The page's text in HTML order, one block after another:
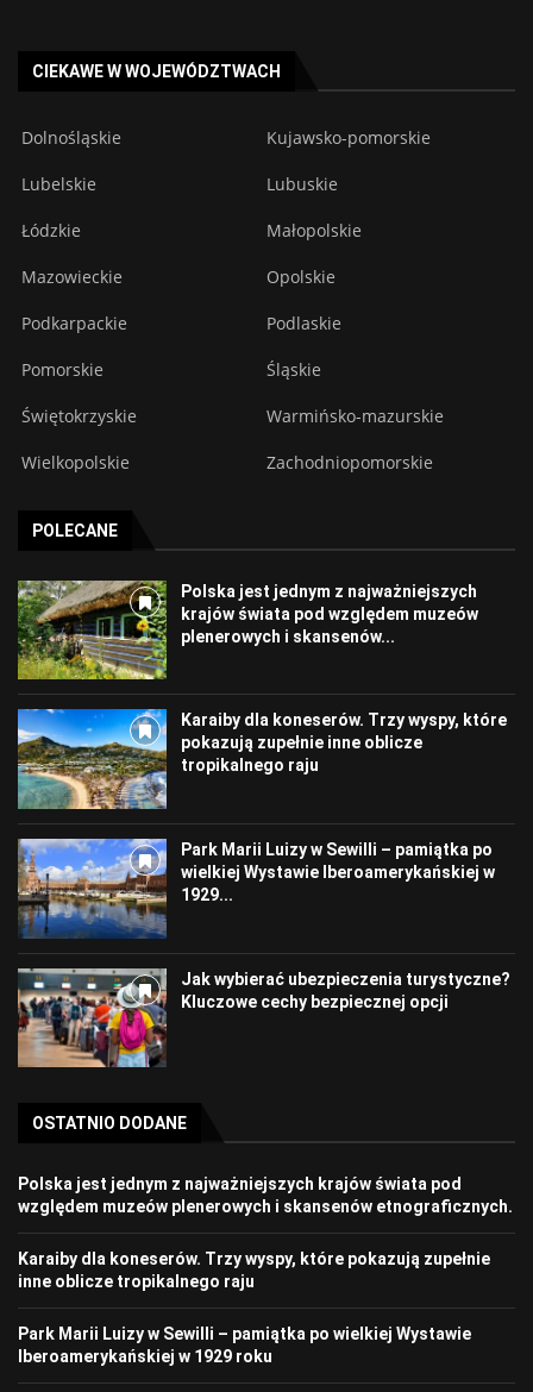
CIEKAWE W WOJEWÓDZTWACH
Dolnośląskie Kujawsko-pomorskie
Lubelskie Lubuskie
Łódzkie Małopolskie
Mazowieckie Opolskie
Podkarpackie Podlaskie
Pomorskie Śląskie
Świętokrzyskie Warmińsko-mazurskie
Wielkopolskie Zachodniopomorskie
POLECANE
Polska jest jednym z najważniejszych
krajów świata pod względem muzeów
plenerowych i skansenów...
Karaiby dla koneserów. Trzy wyspy, które
pokazują zupełnie inne oblicze
tropikalnego raju
Park Marii Luizy w Sewilli – pamiątka po
wielkiej Wystawie Iberoamerykańskiej w
1929...
Jak wybierać ubezpieczenia turystyczne?
Kluczowe cechy bezpiecznej opcji
OSTATNIO DODANE
Polska jest jednym z najważniejszych krajów świata pod
względem muzeów plenerowych i skansenów etnograficznych.
Karaiby dla koneserów. Trzy wyspy, które pokazują zupełnie
inne oblicze tropikalnego raju
Park Marii Luizy w Sewilli – pamiątka po wielkiej Wystawie
Iberoamerykańskiej w 1929 roku